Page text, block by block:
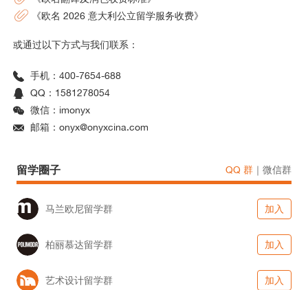
《欧名 2026 意大利公立留学服务收费》
或通过以下方式与我们联系：
手机：400-7654-688
QQ：1581278054
微信：imonyx
邮箱：onyx@onyxcina.com
留学圈子 QQ 群 ｜ 微信群
马兰欧尼留学群 加入
柏丽慕达留学群 加入
艺术设计留学群 加入